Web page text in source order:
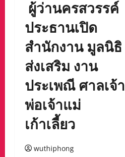
ผู้ว่านครสวรรค์
ประธานเปิด
สำนักงาน มูลนิธิ
ส่งเสริม งาน
ประเพณี ศาลเจ้า
พ่อเจ้าแม่
เก้าเลี้ยว
wuthiphong